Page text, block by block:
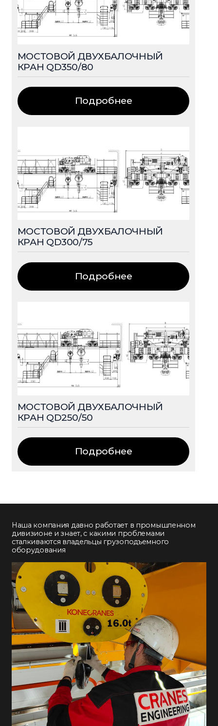
МОСТОВОЙ ДВУХБАЛОЧНЫЙ
КРАН QD350/80
Подробнее
МОСТОВОЙ ДВУХБАЛОЧНЫЙ
КРАН QD300/75
Подробнее
МОСТОВОЙ ДВУХБАЛОЧНЫЙ
КРАН QD250/50
Подробнее
Наша компания давно работает в промышленном
дивизионе и знает, с какими проблемами
сталкиваются владельцы грузоподъемного
оборудования